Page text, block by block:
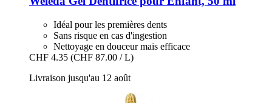
Idéal pour les premières dents
Sans risque en cas d'ingestion
Nettoyage en douceur mais efficace
CHF 4.35 (CHF 87.00 / L)
Livraison jusqu'au 12 août